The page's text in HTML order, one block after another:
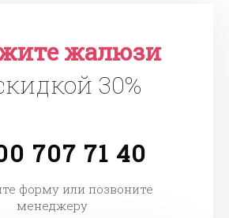
жалюзи
30%
707 71 40
форму или позвоните
менеджеру